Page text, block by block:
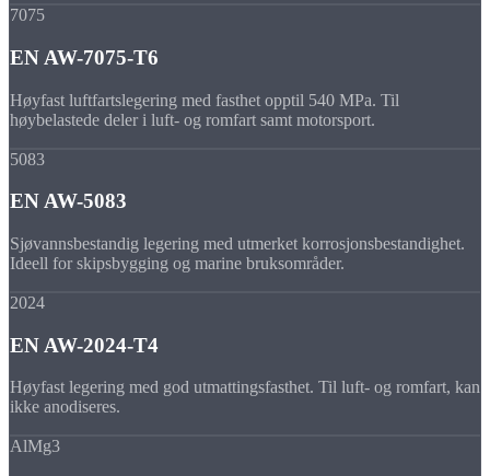
7075
EN AW-7075-T6
Høyfast luftfartslegering med fasthet opptil 540 MPa. Til
høybelastede deler i luft- og romfart samt motorsport.
5083
EN AW-5083
Sjøvannsbestandig legering med utmerket korrosjonsbestandighet.
Ideell for skipsbygging og marine bruksområder.
2024
EN AW-2024-T4
Høyfast legering med god utmattingsfasthet. Til luft- og romfart, kan
ikke anodiseres.
AlMg3